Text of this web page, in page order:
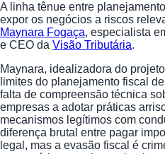
A linha tênue entre
expor os negócios a riscos
Maynara Fogaça, especialista
e CEO da Visão Tributária.
Maynara, idealizadora do
limites do planejamento fiscal
falta de compreensão técnica
empresas a adotar práticas
mecanismos legítimos com
diferença brutal entre pagar
legal, mas a evasão fiscal é